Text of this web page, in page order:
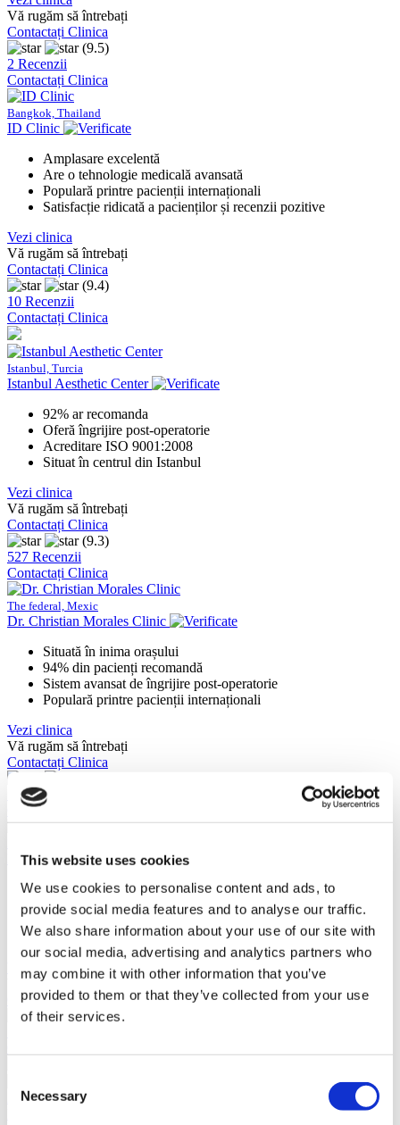
This website uses cookies
We use cookies to personalise content and ads, to
provide social media features and to analyse our traffic.
We also share information about your use of our site with
our social media, advertising and analytics partners who
may combine it with other information that you’ve
provided to them or that they’ve collected from your use
of their services.
Selection
Necessary
Vă rugăm să întrebați
Contactați Clinica
(9.5)
2 Recenzii
Contactați Clinica
Bangkok, Thailand
ID Clinic
Amplasare excelentă
Are o tehnologie medicală avansată
Populară printre pacienții internaționali
Satisfacție ridicată a pacienților și recenzii pozitive
Vezi clinica
Vă rugăm să întrebați
Contactați Clinica
(9.4)
10 Recenzii
Contactați Clinica
Istanbul, Turcia
Istanbul Aesthetic Center
92% ar recomanda
Oferă îngrijire post-operatorie
Acreditare ISO 9001:2008
Situat în centrul din Istanbul
Vezi clinica
Vă rugăm să întrebați
Contactați Clinica
(9.3)
527 Recenzii
Contactați Clinica
The federal, Mexic
Dr. Christian Morales Clinic
Situată în inima orașului
94% din pacienți recomandă
Sistem avansat de îngrijire post-operatorie
Populară printre pacienții internaționali
Vezi clinica
Vă rugăm să întrebați
Contactați Clinica
15 Recenzii
Contactați Clinica
Kamol Cosmetic Hospital
Clădire recent renovată
Personal bine echipat
Are o tehnologie medicală avansată
Vezi clinica
Vă rugăm să întrebați
Contactați Clinica
(9.5)
Antalya, Turcia